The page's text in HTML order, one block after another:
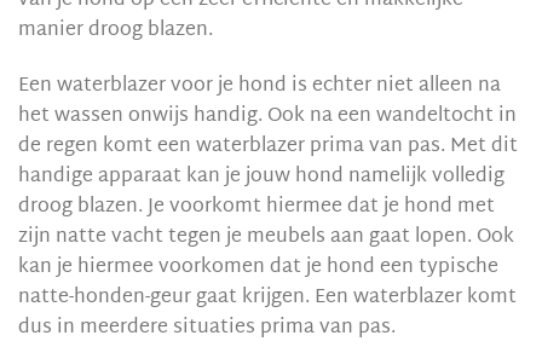
manier droog blazen.
Een waterblazer voor je hond is echter niet alleen na
het wassen onwijs handig. Ook na een wandeltocht in
de regen komt een waterblazer prima van pas. Met dit
handige apparaat kan je jouw hond namelijk volledig
droog blazen. Je voorkomt hiermee dat je hond met
zijn natte vacht tegen je meubels aan gaat lopen. Ook
kan je hiermee voorkomen dat je hond een typische
natte-honden-geur gaat krijgen. Een waterblazer komt
dus in meerdere situaties prima van pas.